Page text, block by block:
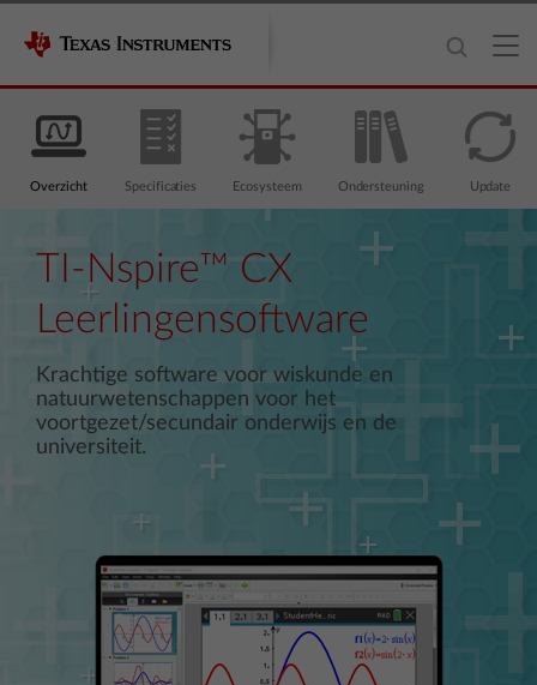
Overzicht Specificaties Ecosysteem Ondersteuning Update
TI-Nspire™ CX
Leerlingensoftware
Krachtige software voor wiskunde en
natuurwetenschappen voor het
voortgezet/secundair onderwijs en de
universiteit.